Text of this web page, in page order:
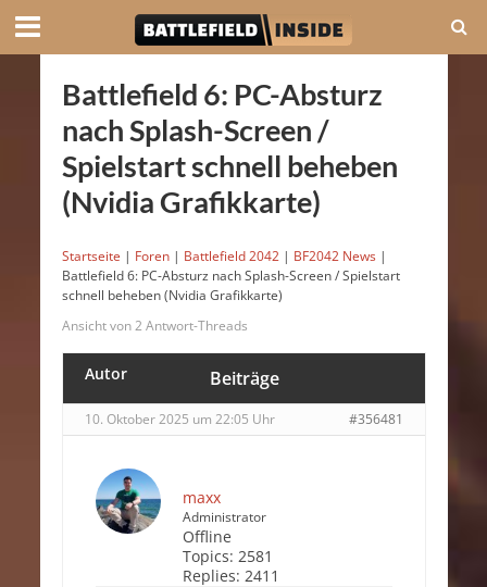
Battlefield 6: PC-Absturz
nach Splash-Screen /
Spielstart schnell beheben
(Nvidia Grafikkarte)
Startseite | Foren | Battlefield 2042 | BF2042 News |
Battlefield 6: PC-Absturz nach Splash-Screen / Spielstart
schnell beheben (Nvidia Grafikkarte)
Ansicht von 2 Antwort-Threads
Autor Beiträge
10. Oktober 2025 um 22:05 Uhr #356481
maxx
Administrator
Offline
Topics: 2581
Replies: 2411